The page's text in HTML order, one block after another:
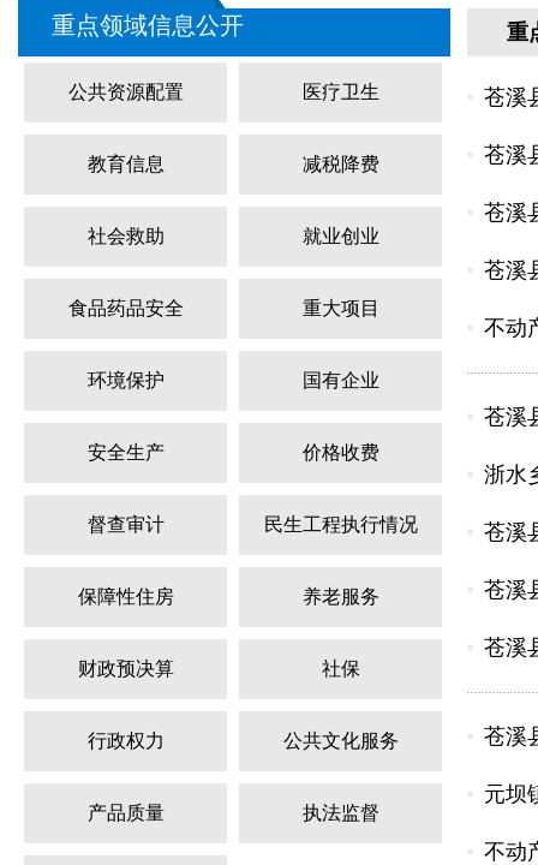
重点领域信息公开
公共资源配置 医疗卫生
教育信息 减税降费
社会救助 就业创业
食品药品安全 重大项目
环境保护 国有企业
安全生产 价格收费
督查审计 民生工程执行情况
保障性住房 养老服务
财政预决算 社保
行政权力 公共文化服务
产品质量 执法监督
重
苍溪
苍溪
苍溪
苍溪
不动
苍溪
浙水
苍溪
苍溪
苍溪
苍溪
元坝
不动